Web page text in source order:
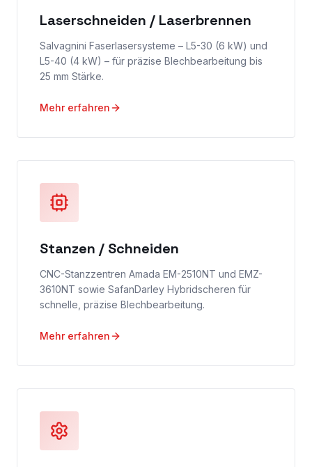
Laserschneiden / Laserbrennen
Salvagnini Faserlasersysteme – L5-30 (6 kW) und
L5-40 (4 kW) – für präzise Blechbearbeitung bis
25 mm Stärke.
Mehr erfahren
Stanzen / Schneiden
CNC-Stanzzentren Amada EM-2510NT und EMZ-
3610NT sowie SafanDarley Hybridscheren für
schnelle, präzise Blechbearbeitung.
Mehr erfahren